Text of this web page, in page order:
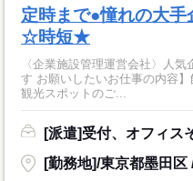
定時まで●憧れの大
☆時短★
〈企業施設管理運営会社〉人
す お願いしたいお仕事の内容
観光スポットのご...
[派遣]受付、オフィス
[勤務地]/東京都墨田区